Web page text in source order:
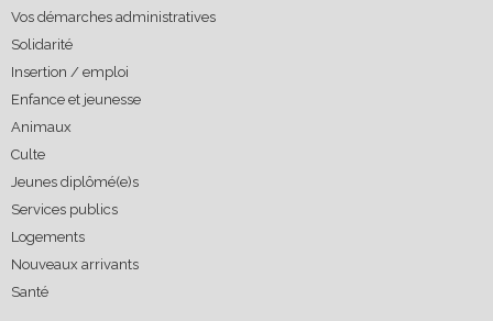
Vos démarches administratives
Solidarité
Insertion / emploi
Enfance et jeunesse
Animaux
Culte
Jeunes diplômé(e)s
Services publics
Logements
Nouveaux arrivants
Santé